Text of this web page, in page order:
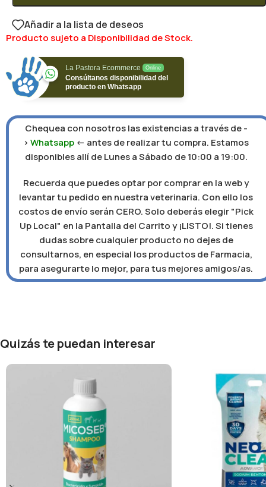
Añadir a la lista de deseos
Producto sujeto a Disponibilidad de Stock.
La Pastora Ecommerce Online
Consúltanos disponibilidad del
producto en Whatsapp
Chequea con nosotros las existencias a través de -
>Whatsapp <- antes de realizar tu compra. Estamos
disponibles allí de Lunes a Sábado de 10:00 a 19:00.
Recuerda que puedes optar por comprar en la web y
levantar tu pedido en nuestra veterinaria. Con ello los
costos de envío serán CERO. Solo deberás elegir "Pick
Up Local" en la Pantalla del Carrito y ¡LISTO!. Si tienes
dudas sobre cualquier producto no dejes de
consultarnos, en especial los productos de Farmacia,
para asegurarte lo mejor, para tus mejores amigos/as.
Quizás te puedan interesar